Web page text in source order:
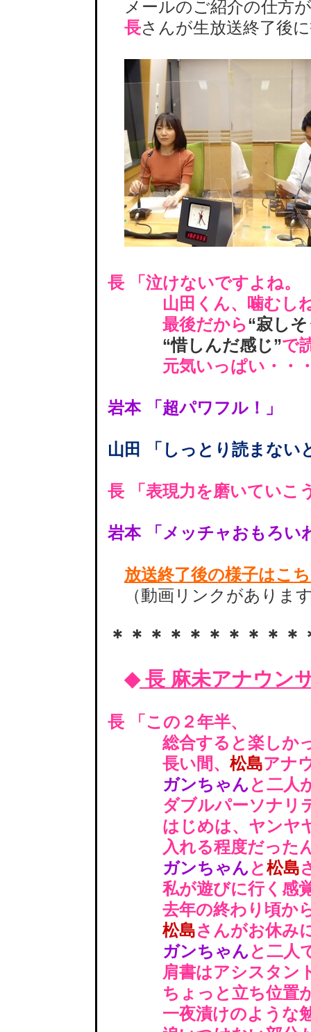
メールのご紹介の仕方
長さんが生放送終了後
長 「泣けないですよね。
山田くん、噛むし
最後だから“寂し
“惜しんだ感じ”で
元気いっぱい・・
岩本 「超パワフル！」
山田 「しっとり読まない
長 「表現力を磨いていこ
岩本 「メッチャおもろい
放送終了後の様子はこ
（動画リンクがありま
＊＊＊＊＊＊＊＊＊
◆長 麻未アナウン
長 「この２年半、
総合すると楽しかっ
長い間、 松島アナ
ガンちゃんと二人
ダブルパーソナリテ
はじめは、ヤンヤヤ
入れる程度だったん
ガンちゃんと松島
私が遊びに行く感覚
去年の終わり頃か
松島さんがお休み
ガンちゃんと二人
肩書はアシスタント
ちょっと立ち位置が
一夜漬けのような勉